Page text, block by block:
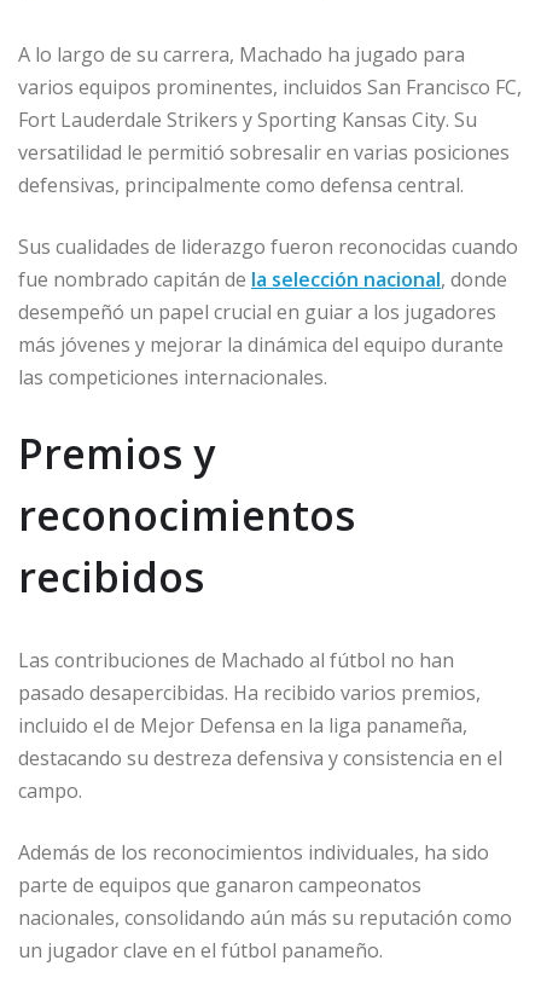
A lo largo de su carrera, Machado ha jugado para
varios equipos prominentes, incluidos San Francisco FC,
Fort Lauderdale Strikers y Sporting Kansas City. Su
versatilidad le permitió sobresalir en varias posiciones
defensivas, principalmente como defensa central.
Sus cualidades de liderazgo fueron reconocidas cuando
fue nombrado capitán de la selección nacional, donde
desempeñó un papel crucial en guiar a los jugadores
más jóvenes y mejorar la dinámica del equipo durante
las competiciones internacionales.
Premios y
reconocimientos
recibidos
Las contribuciones de Machado al fútbol no han
pasado desapercibidas. Ha recibido varios premios,
incluido el de Mejor Defensa en la liga panameña,
destacando su destreza defensiva y consistencia en el
campo.
Además de los reconocimientos individuales, ha sido
parte de equipos que ganaron campeonatos
nacionales, consolidando aún más su reputación como
un jugador clave en el fútbol panameño.